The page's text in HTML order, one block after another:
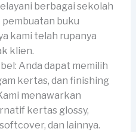
berbagai sekolah
buku
kami telah rupanya
klien.
Anda dapat memilih
kertas, dan finishing
menawarkan
kertas glossy,
dan lainnya.